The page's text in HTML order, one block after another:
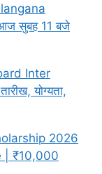
सुबह 11 बजे
Inter
योग्यता,
2026
| ₹10,000